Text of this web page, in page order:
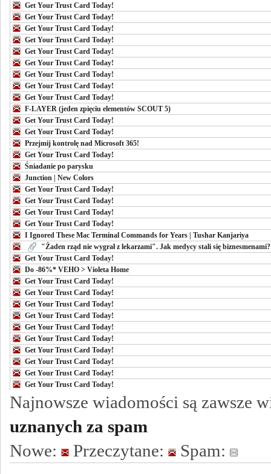
Get Your Trust Card Today!
Get Your Trust Card Today!
Get Your Trust Card Today!
Get Your Trust Card Today!
Get Your Trust Card Today!
Get Your Trust Card Today!
Get Your Trust Card Today!
Get Your Trust Card Today!
Get Your Trust Card Today!
F-LAYER (jeden zpięciu elementów SCOUT 5)
Get Your Trust Card Today!
Get Your Trust Card Today!
Przejmij kontrolę nad Microsoft 365!
Get Your Trust Card Today!
Śniadanie po parysku
Junction | New Colors
Get Your Trust Card Today!
Get Your Trust Card Today!
Get Your Trust Card Today!
Get Your Trust Card Today!
I Ignored These Mac Terminal Commands for Years | Tushar Kanjariya
"Żaden rząd nie wygrał z lekarzami". Jak medycy stali się biznesmenami?
Get Your Trust Card Today!
Do -86%* VEHO > Violeta Home
Get Your Trust Card Today!
Get Your Trust Card Today!
Get Your Trust Card Today!
Get Your Trust Card Today!
Get Your Trust Card Today!
Get Your Trust Card Today!
Get Your Trust Card Today!
Get Your Trust Card Today!
Get Your Trust Card Today!
Get Your Trust Card Today!
Najnowsze wiadomości są zawsze
uznanych za spam
Nowe:
Przeczytane: Spam: